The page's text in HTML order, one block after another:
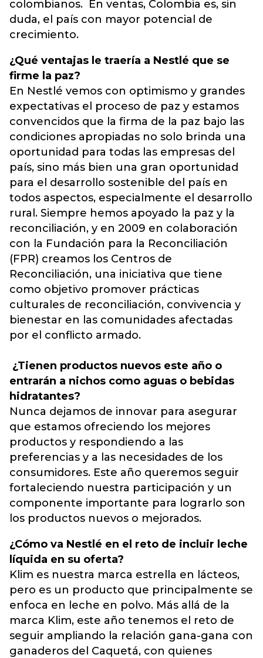
colombianos. En ventas, Colombia es, sin
duda, el país con mayor potencial de
crecimiento.
¿Qué ventajas le traería a Nestlé que se
firme la paz?
En Nestlé vemos con optimismo y grandes
expectativas el proceso de paz y estamos
convencidos que la firma de la paz bajo las
condiciones apropiadas no solo brinda una
oportunidad para todas las empresas del
país, sino más bien una gran oportunidad
para el desarrollo sostenible del país en
todos aspectos, especialmente el desarrollo
rural. Siempre hemos apoyado la paz y la
reconciliación, y en 2009 en colaboración
con la Fundación para la Reconciliación
(FPR) creamos los Centros de
Reconciliación, una iniciativa que tiene
como objetivo promover prácticas
culturales de reconciliación, convivencia y
bienestar en las comunidades afectadas
por el conflicto armado.
¿Tienen productos nuevos este año o
entrarán a nichos como aguas o bebidas
hidratantes?
Nunca dejamos de innovar para asegurar
que estamos ofreciendo los mejores
productos y respondiendo a las
preferencias y a las necesidades de los
consumidores. Este año queremos seguir
fortaleciendo nuestra participación y un
componente importante para lograrlo son
los productos nuevos o mejorados.
¿Cómo va Nestlé en el reto de incluir leche
líquida en su oferta?
Klim es nuestra marca estrella en lácteos,
pero es un producto que principalmente se
enfoca en leche en polvo. Más allá de la
marca Klim, este año tenemos el reto de
seguir ampliando la relación gana-gana con
ganaderos del Caquetá, con quienes